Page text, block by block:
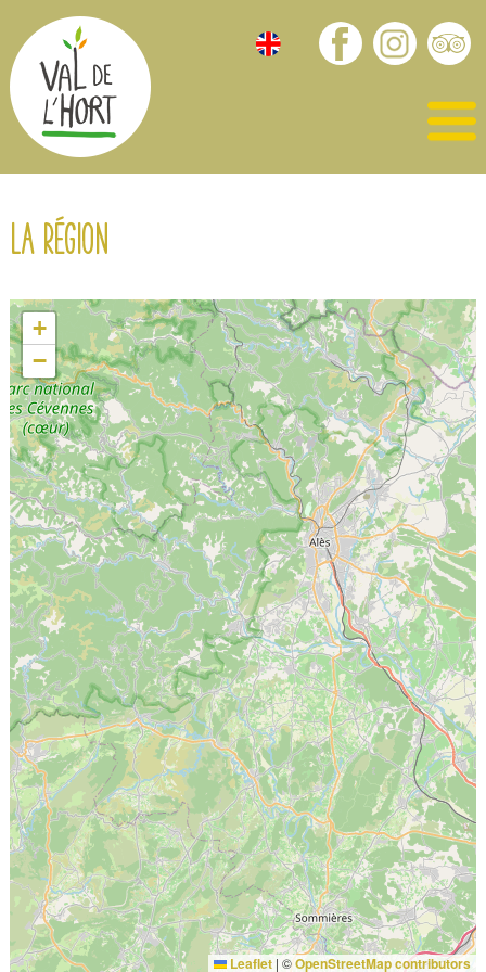
La région
+
−
Leaflet | ©OpenStreetMap contributors